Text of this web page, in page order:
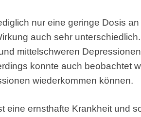
nur eine geringe Dosis
auch sehr
mittelschweren
konnte auch beobachtet
wiederkommen können.
eine ernsthafte Krankheit und